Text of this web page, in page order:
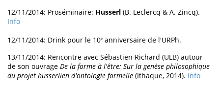
12/11/2014: Proséminaire: Husserl (B. Leclercq & A. Zincq).
Info
12/11/2014: Drink pour le 10e anniversaire de l'URPh.
13/11/2014: Rencontre avec Sébastien Richard (ULB) autour
de son ouvrage De la forme à l'être: Sur la genèse philosophique
du projet husserlien d'ontologie formelle (Ithaque, 2014). Info